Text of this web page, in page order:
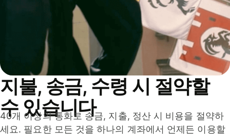
지불, 송금, 수령 시 절약할
수 있습니다
40개 이상의 통화로 송금, 지출, 정산 시 비용을 절약하
세요. 필요한 모든 것을 하나의 계좌에서 언제든 이용할